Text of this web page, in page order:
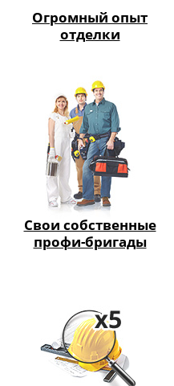
5 уровней контроля
качества